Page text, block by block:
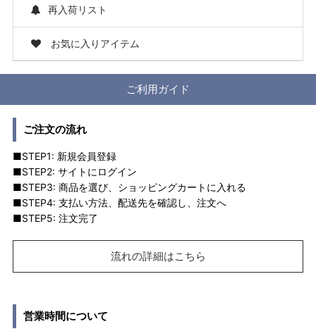
再入荷リスト
お気に入りアイテム
ご利用ガイド
ご注文の流れ
■STEP1: 新規会員登録
■STEP2: サイトにログイン
■STEP3: 商品を選び、ショッピングカートに入れる
■STEP4: 支払い方法、配送先を確認し、注文へ
■STEP5: 注文完了
流れの詳細はこちら
営業時間について